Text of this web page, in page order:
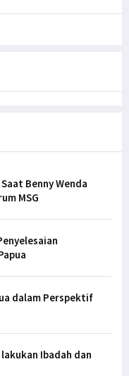
Benny Wenda
MSG
dalam Perspektif
Ibadah dan